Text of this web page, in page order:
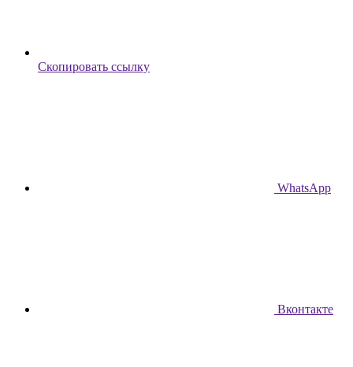
Скопировать ссылку
WhatsApp
Вконтакте